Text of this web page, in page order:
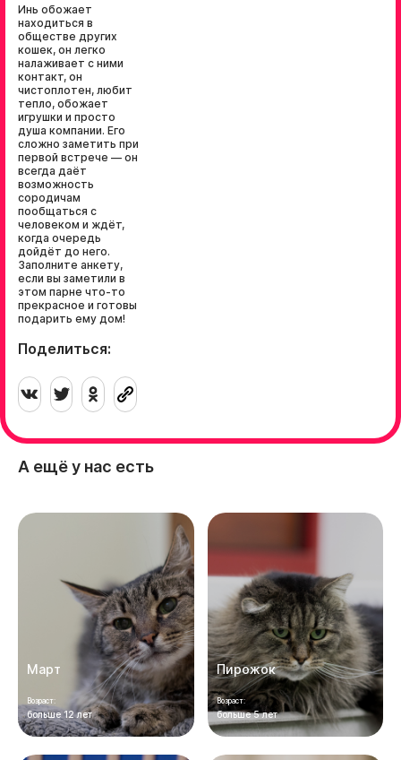
Инь обожает
находиться в
обществе других
кошек, он легко
налаживает с ними
контакт, он
чистоплотен, любит
тепло, обожает
игрушки и просто
душа компании. Его
сложно заметить при
первой встрече — он
всегда даёт
возможность
сородичам
пообщаться с
человеком и ждёт,
когда очередь
дойдёт до него.
Заполните анкету,
если вы заметили в
этом парне что-то
прекрасное и готовы
подарить ему дом!
Поделиться:
А ещё у нас есть
Март
Возраст:
больше 12 лет
Пирожок
Возраст:
больше 5 лет